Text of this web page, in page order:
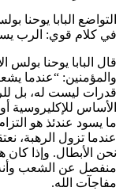
التواضع البابا يوحنا
في كلام قوي: الرب
قال البابا يوحنا بولس
والمؤمنين: “عندما
قدرات ليست له، بل
الأساس للإكليروسية
ما يسود عندئذ هو
عندما تزول الرهبة،
نحن الأبطال. وإذا كان
منفصل عن الشعب
مفاجآت الله.